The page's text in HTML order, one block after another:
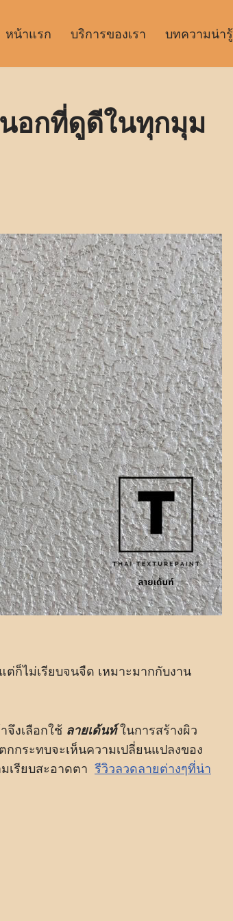
หน้าแรก บริการของเรา บทความน่ารู้
นอกที่ดูดีในทุกมุม
ต่ก็ไม่เรียบจนจืด เหมาะมากกับงาน
จึงเลือกใช้ ลายเด้นท์ ในการสร้างผิว
กระทบจะเห็นความเปลี่ยนแปลงของ
เรียบสะอาดตา รีวิวลวดลายต่างๆที่น่า